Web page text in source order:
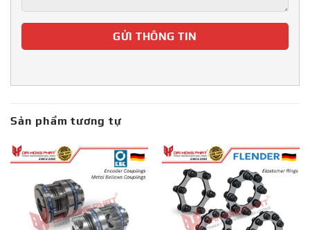
Sản phẩm tương tự